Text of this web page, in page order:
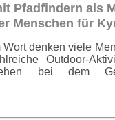
Pfadfindern als
Menschen für
Wort denken viele
Outdoor-
bei dem